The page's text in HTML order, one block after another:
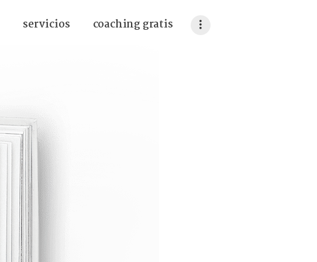
servicios coaching gratis